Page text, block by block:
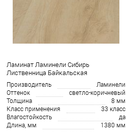
Ламинат Ламинели Сибирь
Лиственница Байкальская
Производитель
Ламинели
Оттенок
светло-коричневый
Толщина
8 мм
Класс применения
33 класс
Влагостойкость
да
Длина, мм
1380 мм